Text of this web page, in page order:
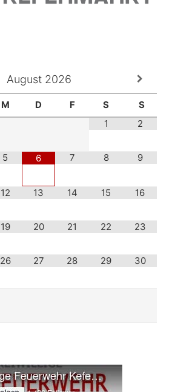
August 2026
M D F S
S
1
2
5 6 7 8 9
12 13 14 15 16
19 20 21 22 23
26 27 28 29 30